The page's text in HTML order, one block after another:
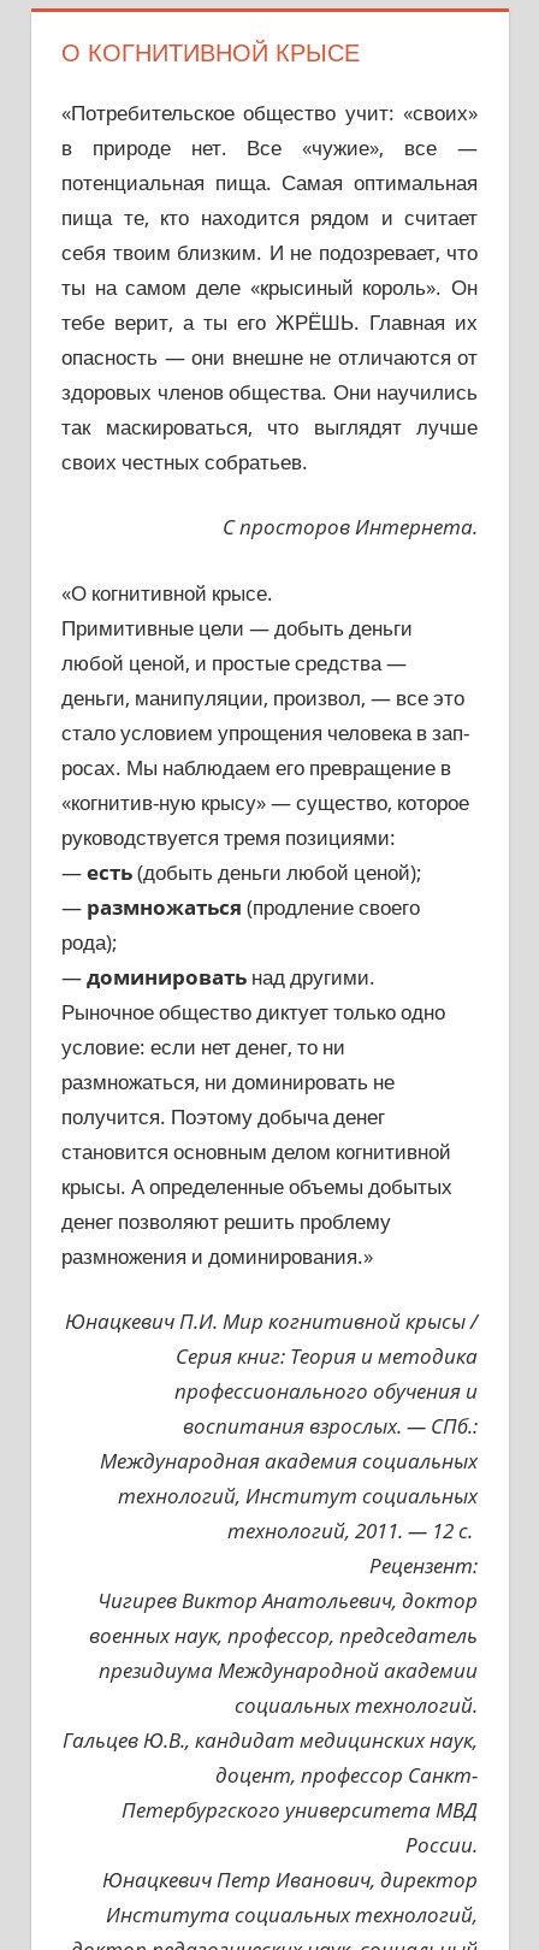
в
з
а
п
и
с
е
й
О КОГНИТИВНОЙ КРЫСЕ
«Потребительское общество учит: «своих»
в природе нет. Все «чужие», все —
потенциальная пища. Самая оптимальная
пища те, кто находится рядом и считает
себя твоим близким. И не подозревает, что
ты на самом деле «крысиный король». Он
тебе верит, а ты его ЖРЁШЬ. Главная их
опасность — они внешне не отличаются от
здоровых членов общества. Они научились
так маскироваться, что выглядят лучше
своих честных собратьев.
С просторов Интернета.
«О когнитивной крысе.
Примитивные цели — добыть деньги
любой ценой, и простые средства —
деньги, манипуляции, произвол, — все это
стало условием упрощения человека в зап-
росах. Мы наблюдаем его превращение в
«когнитив-ную крысу» — существо, которое
руководствуется тремя позициями:
—есть(добыть деньги любой ценой);
— размножаться (продление своего
рода);
—доминировать над другими.
Рыночное общество диктует только одно
условие: если нет денег, то ни
размножаться, ни доминировать не
получится. Поэтому добыча денег
становится основным делом когнитивной
крысы. А определенные объемы добытых
денег позволяют решить проблему
размножения и доминирования.»
Юнацкевич П.И. Мир когнитивной крысы /
Серия книг: Теория и методика
профессионального обучения и
воспитания взрослых. — СПб.:
Международная академия социальных
технологий, Институт социальных
технологий, 2011. — 12 с.
Рецензент:
Чигирев Виктор Анатольевич, доктор
военных наук, профессор, председатель
президиума Международной академии
социальных технологий.
Гальцев Ю.В., кандидат медицинских наук,
доцент, профессор Санкт-
Петербургского университета МВД
России.
Юнацкевич Петр Иванович, директор
Института социальных технологий,